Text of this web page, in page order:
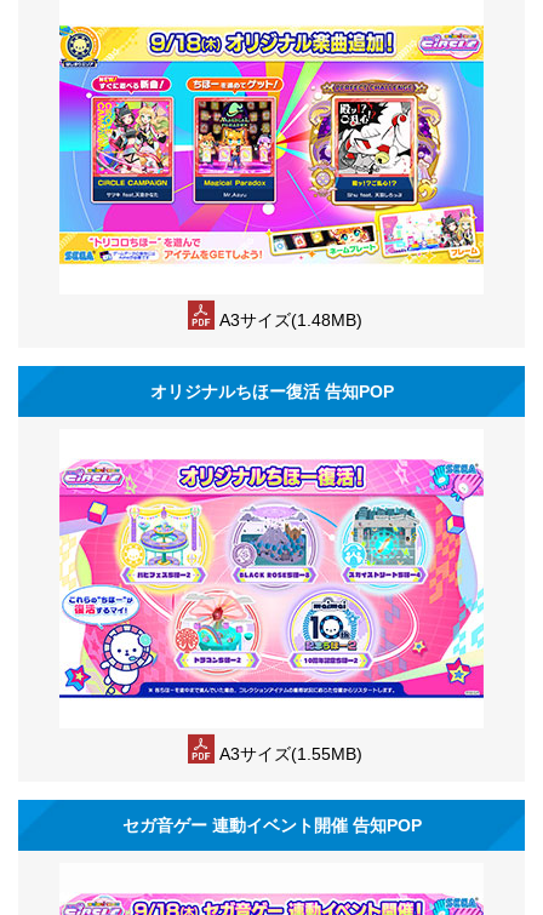
A3サイズ(1.48MB)
オリジナルちほー復活 告知POP
A3サイズ(1.55MB)
セガ音ゲー 連動イベント開催 告知POP